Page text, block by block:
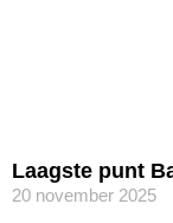
Laagste punt
20 november 2025